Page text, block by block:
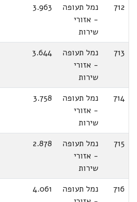
712
נמל תעופה
- אזורי
שירות
3.963
713
נמל תעופה
- אזורי
שירות
3.644
714
נמל תעופה
- אזורי
שירות
3.758
715
נמל תעופה
- אזורי
שירות
2.878
716
נמל תעופה
4.061